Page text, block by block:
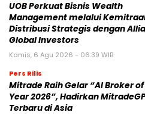
UOB Perkuat Bisnis Wealth
Management melalui
Distribusi Strategis dengan
Global Investors
Kamis, 6 Agu 2026 - 06:39 WIB
Pers Rilis
Mitrade Raih Gelar “AI Broker
Year 2026”, Hadirkan
Terbaru di Asia